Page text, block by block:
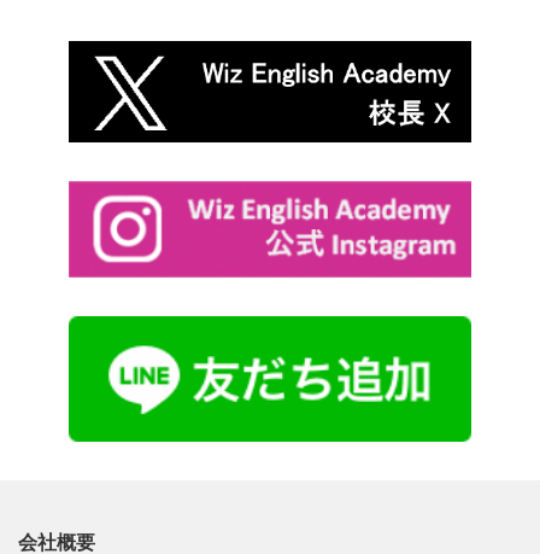
会社概要